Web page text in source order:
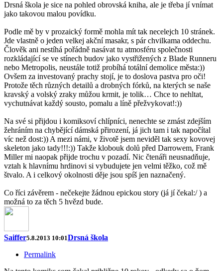
Drsná škola je sice na pohled obrovská kniha, ale je třeba jí vnímat
jako takovou malou povídku.
Podle mě by v prozaický formě mohla mít tak necelejch 10 stránek.
Jde vlastně o jeden velkej akční masakr, s pár chvilkama oddechu.
Člověk ani nestíhá pořádně nasávat tu atmosféru společnosti
rozkládající se ve stínech budov jako vystřižených z Blade Runneru
nebo Metropolis, neustále totiž probíhá totální demolice města:))
Ovšem za investovaný prachy stojí, je to doslova pastva pro oči!
Protože těch různých detailů a drobných fórků, na kterých se naše
kravský a volský zraky můžou krmit, je tolik… Chce to nehltat,
vychutnávat každý sousto, pomalu a líně přežvykovat!:))
Na své si přijdou i komiksoví chlípníci, nenechte se zmást zdejším
žehráním na chybějící dámská přirození, já jich tam i tak napočítal
víc než dost:)) A mezi námi, v životě jsem neviděl tak sexy kovovej
skeleton jako tady!!!:)) Takže klobouk dolů před Darrowem, Frank
Miller mi naopak přijde trochu v pozadí. Nic čtenáři neusnadňuje,
vztah k hlavnímu hrdinovi si vybudujete jen velmi těžko, což mě
štvalo. A i celkový okolnosti děje jsou spíš jen naznačený.
Co říci závěrem - nečekejte žádnou epickou story (já jí čekal:/ ) a
možná to za těch 5 hvězd bude.
Saiffer5.8.2013 10:01Drsná škola
Permalink